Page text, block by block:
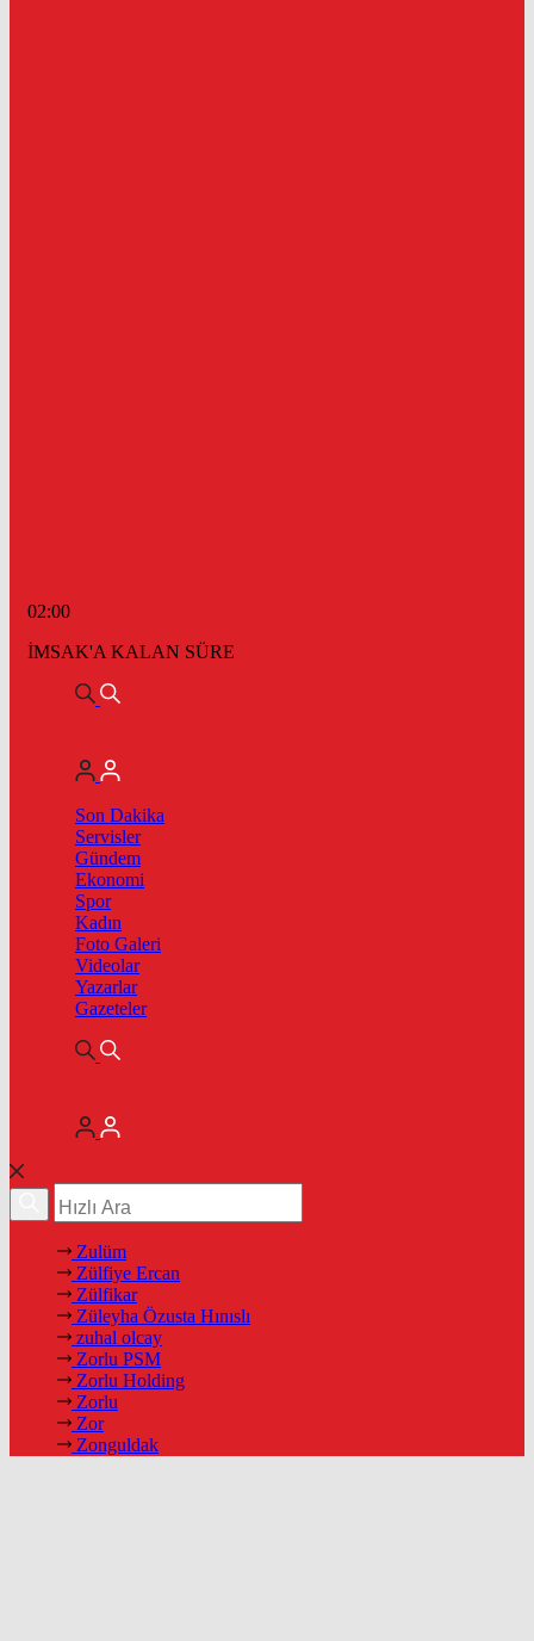
02:00
İMSAK'A KALAN SÜRE
Son Dakika
Servisler
Gündem
Ekonomi
Spor
Kadın
Foto Galeri
Videolar
Yazarlar
Gazeteler
Zulüm
Zülfiye Ercan
Zülfikar
Züleyha Özusta Hınıslı
zuhal olcay
Zorlu PSM
Zorlu Holding
Zorlu
Zor
Zonguldak